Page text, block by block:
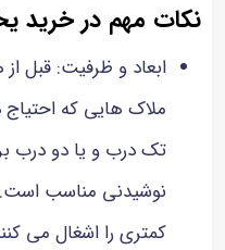
نکات مهم در خرید
ابعاد و ظرفیت: قبل
ملاک هایی که احتیاج
تک درب و یا دو درب
نوشیدنی مناسب
کمتری را اشغال می